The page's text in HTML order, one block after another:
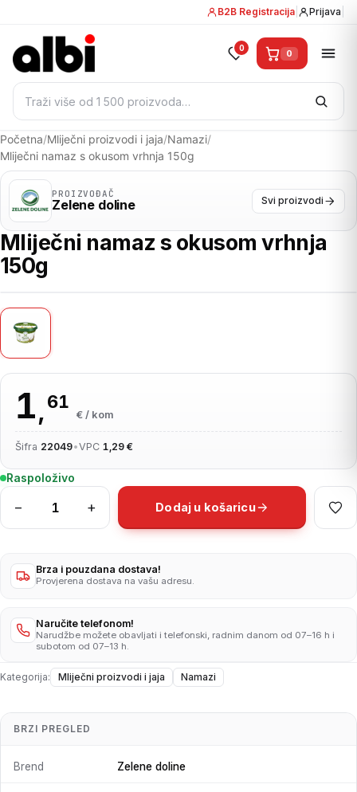
B2B Registracija Prijava
Pretraži:
0 0
Početna/Mliječni proizvodi i jaja/Namazi/
Mliječni namaz s okusom vrhnja 150g
PROIZVOĐAČ
Zelene doline Svi proizvodi
Mliječni namaz s okusom vrhnja
150g
1,61
€ / kom
Šifra 22049•VPC 1,29 €
Raspoloživo
−
Mliječni
namaz
okusom
vrhnja
količina
+ Dodaj u košaricu
Brza i pouzdana dostava!
Provjerena dostava na vašu adresu.
Naručite telefonom!
Narudžbe možete obavljati i telefonski, radnim danom od 07–16 h i
subotom od 07–13 h.
Kategorija: Mliječni proizvodi i jaja Namazi
BRZI PREGLED
Brend Zelene doline